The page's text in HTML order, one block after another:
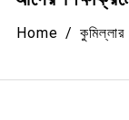
Home কুমিল্লার